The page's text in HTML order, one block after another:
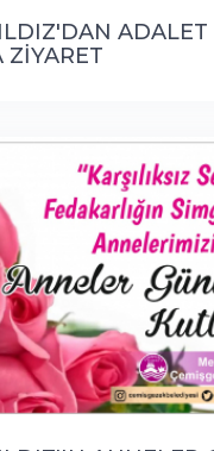
ADALET
ZİYARET